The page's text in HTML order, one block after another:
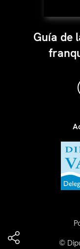
Guía de
©